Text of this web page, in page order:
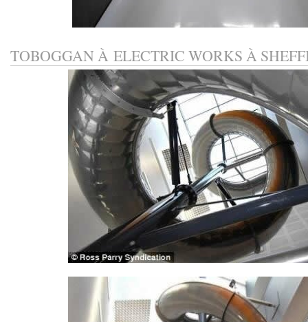
TOBOGGAN À ELECTRIC WORKS À